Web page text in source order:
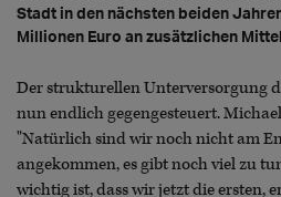
Stadt in den nächsten beiden
Millionen Euro an zusätzlichen
Der strukturellen Unterversorgung
nun endlich gegengesteuert.
"Natürlich sind wir noch nicht am
angekommen, es gibt noch viel zu
wichtig ist, dass wir jetzt die ersten,